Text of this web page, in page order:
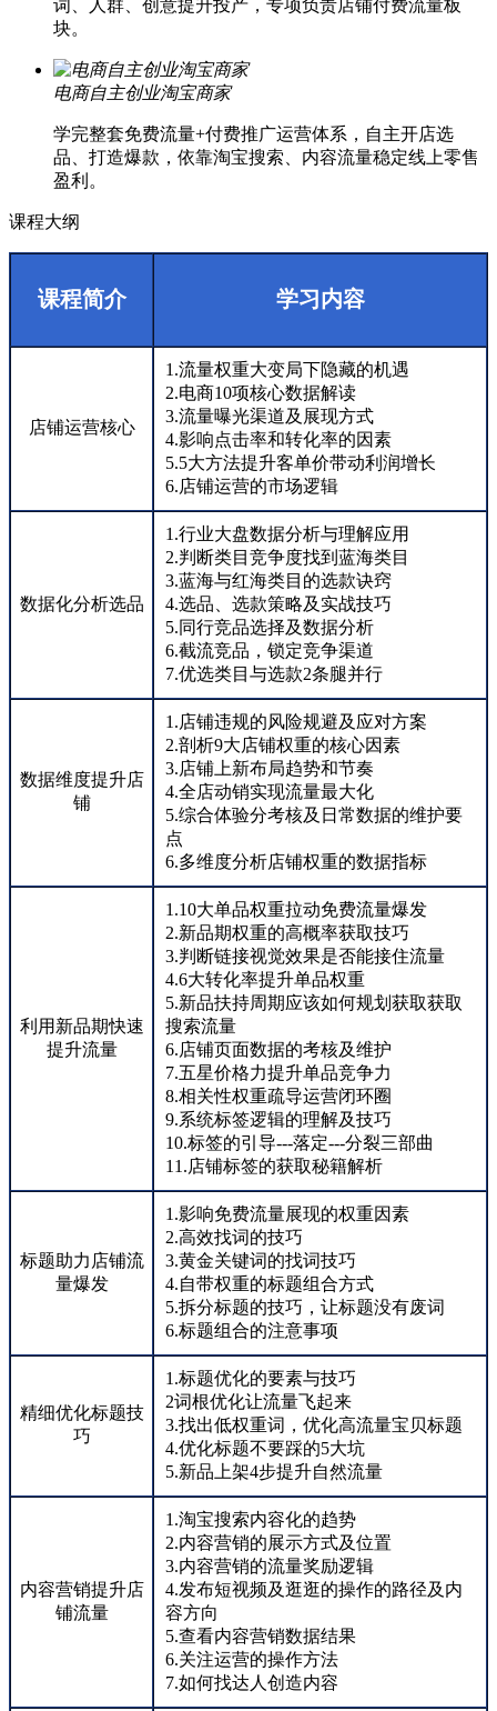
词、人群、创意提升投产，专项负责店铺付费流量板
块。
电商自主创业淘宝商家
学完整套免费流量+付费推广运营体系，自主开店选
品、打造爆款，依靠淘宝搜索、内容流量稳定线上零售
盈利。
课程大纲
课程简介 学习内容
店铺运营核心
1.流量权重大变局下隐藏的机遇
2.电商10项核心数据解读
3.流量曝光渠道及展现方式
4.影响点击率和转化率的因素
5.5大方法提升客单价带动利润增长
6.店铺运营的市场逻辑
数据化分析选品
1.行业大盘数据分析与理解应用
2.判断类目竞争度找到蓝海类目
3.蓝海与红海类目的选款诀窍
4.选品、选款策略及实战技巧
5.同行竞品选择及数据分析
6.截流竞品，锁定竞争渠道
7.优选类目与选款2条腿并行
数据维度提升店
铺
1.店铺违规的风险规避及应对方案
2.剖析9大店铺权重的核心因素
3.店铺上新布局趋势和节奏
4.全店动销实现流量最大化
5.综合体验分考核及日常数据的维护要
点
6.多维度分析店铺权重的数据指标
利用新品期快速
提升流量
1.10大单品权重拉动免费流量爆发
2.新品期权重的高概率获取技巧
3.判断链接视觉效果是否能接住流量
4.6大转化率提升单品权重
5.新品扶持周期应该如何规划获取获取
搜索流量
6.店铺页面数据的考核及维护
7.五星价格力提升单品竞争力
8.相关性权重疏导运营闭环圈
9.系统标签逻辑的理解及技巧
10.标签的引导---落定---分裂三部曲
11.店铺标签的获取秘籍解析
标题助力店铺流
量爆发
1.影响免费流量展现的权重因素
2.高效找词的技巧
3.黄金关键词的找词技巧
4.自带权重的标题组合方式
5.拆分标题的技巧，让标题没有废词
6.标题组合的注意事项
精细优化标题技
巧
1.标题优化的要素与技巧
2词根优化让流量飞起来
3.找出低权重词，优化高流量宝贝标题
4.优化标题不要踩的5大坑
5.新品上架4步提升自然流量
内容营销提升店
铺流量
1.淘宝搜索内容化的趋势
2.内容营销的展示方式及位置
3.内容营销的流量奖励逻辑
4.发布短视频及逛逛的操作的路径及内
容方向
5.查看内容营销数据结果
6.关注运营的操作方法
7.如何找达人创造内容